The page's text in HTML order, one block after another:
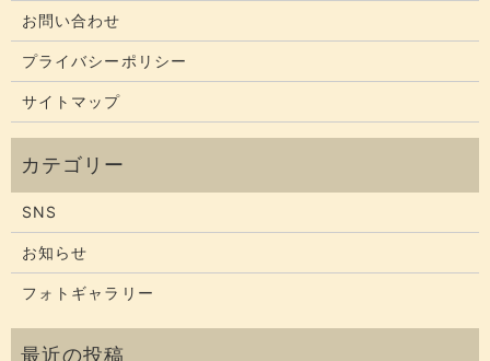
お問い合わせ
プライバシーポリシー
サイトマップ
SNS
お知らせ
フォトギャラリー